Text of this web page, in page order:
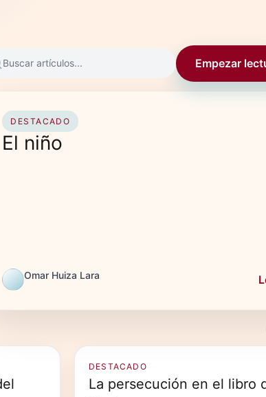
Buscar artículos... Empezar
DESTACADO
El niño
Omar Huiza Lara
DESTACADO
La persecución en el libro